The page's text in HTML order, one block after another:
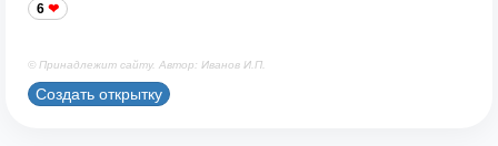
6
© Принадлежит сайту. Автор: Иванов И.П.
Создать открытку